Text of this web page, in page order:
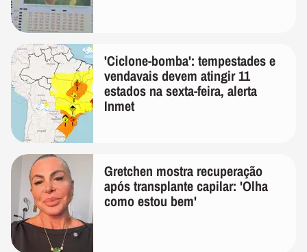
'Ciclone-bomba': tempestades e
vendavais devem atingir 11
estados na sexta-feira, alerta
Inmet
Gretchen mostra recuperação
após transplante capilar: 'Olha
como estou bem'